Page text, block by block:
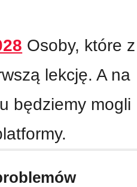
Osoby, które z
lekcję. A na
będziemy mogli